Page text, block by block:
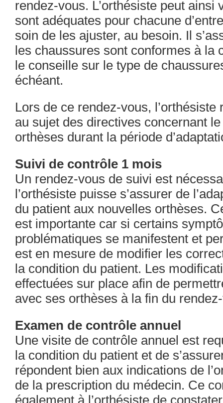
rendez-vous. L’orthésiste peut ainsi
sont adéquates pour chacune
soin de les ajuster, au besoin. Il
les chaussures sont conformes à la
le conseille sur le type de
échéant.
Lors de ce rendez-vous, l’orthésiste
au sujet des directives concernant
orthèses durant la période
Suivi de contrôle 1 mois
Un rendez-vous de suivi est
l’orthésiste puisse s’assurer de
du patient aux nouvelles orthèses.
est importante car si certains
problématiques se manifestent et
est en mesure de modifier les
la condition du patient. Les
effectuées sur place afin de
avec ses orthèses à la fin du
Examen de contrôle annuel
Une visite de contrôle annuel est
la condition du patient et de
répondent bien aux indications de
de la prescription du médecin. Ce
également à l’orthésiste de